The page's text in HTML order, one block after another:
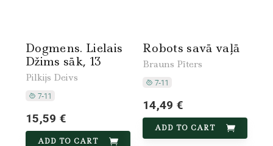
Dogmens. Lielais
Džims sāk, 13
Pilkijs Deivs
15,59 €
ADD TO CART
Robots savā vaļā
Brauns Pīters
14,49 €
ADD TO CART